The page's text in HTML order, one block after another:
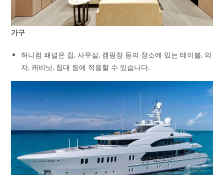
가구
허니컴 패널은 집, 사무실, 캠핑장 등의 장소에 있는 테이블, 의
자, 캐비닛, 침대 등에 적용할 수 있습니다.